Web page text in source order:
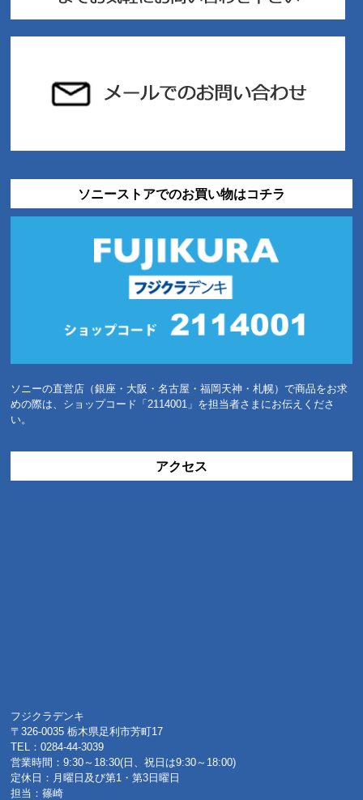
ソニーストアでのお買い物はコチラ
ソニーの直営店（銀座・大阪・名古屋・福岡天神・札幌）で商品をお求
めの際は、ショップコード「2114001」を担当者さまにお伝えくださ
い。
アクセス
フジクラデンキ
〒326-0035 栃木県足利市芳町17
TEL：0284-44-3039
営業時間：9:30～18:30(日、祝日は9:30～18:00)
定休日：月曜日及び第1・第3日曜日
担当：篠崎